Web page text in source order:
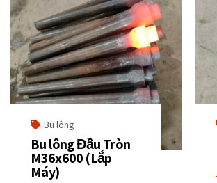
Bu lông
Bu lông Đầu Tròn
M36x600 (Lắp
Máy)